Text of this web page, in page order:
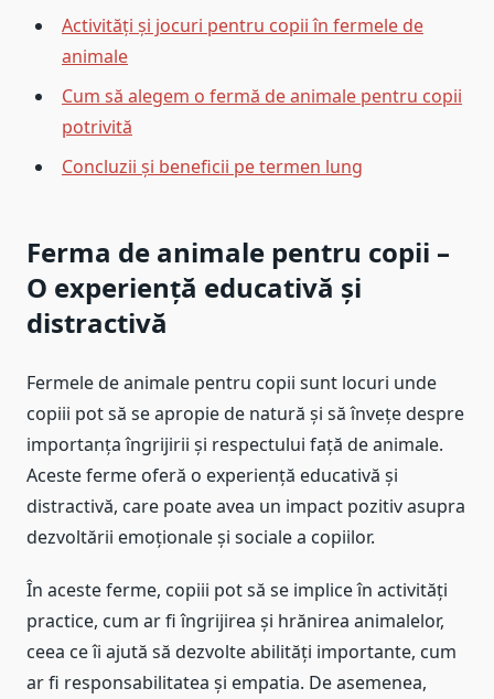
Activități și jocuri pentru copii în fermele de
animale
Cum să alegem o fermă de animale pentru copii
potrivită
Concluzii și beneficii pe termen lung
Ferma de animale pentru copii –
O experiență educativă și
distractivă
Fermele de animale pentru copii sunt locuri unde
copiii pot să se apropie de natură și să învețe despre
importanța îngrijirii și respectului față de animale.
Aceste ferme oferă o experiență educativă și
distractivă, care poate avea un impact pozitiv asupra
dezvoltării emoționale și sociale a copiilor.
În aceste ferme, copiii pot să se implice în activități
practice, cum ar fi îngrijirea și hrănirea animalelor,
ceea ce îi ajută să dezvolte abilități importante, cum
ar fi responsabilitatea și empatia. De asemenea,